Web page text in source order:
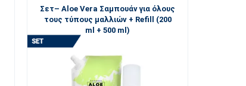
Σετ– Aloe Vera Σαμπουάν για όλους
τους τύπους μαλλιών + Refill (200
ml + 500 ml)